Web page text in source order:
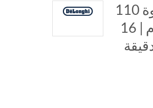
مطحنة قهوة ديلونجي KG79 – بقوة 110
واط | حاوية حبوب بسعة 120 جرام | 16